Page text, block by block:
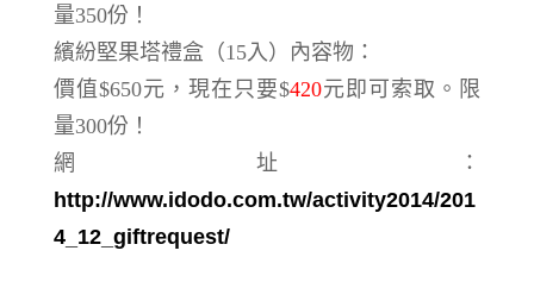
量350份！
繽紛堅果塔禮盒（15入）內容物：
價值$650元，現在只要$420元即可索取。限
量300份！
網址：
http://www.idodo.com.tw/activity2014/201
4_12_giftrequest/